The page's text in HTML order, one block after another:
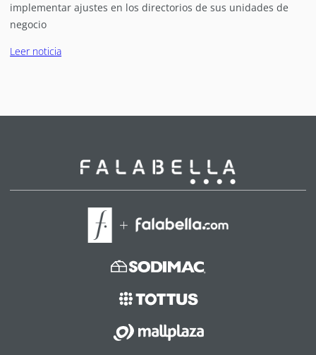
implementar ajustes en los directorios de sus unidades de
negocio
Leer noticia